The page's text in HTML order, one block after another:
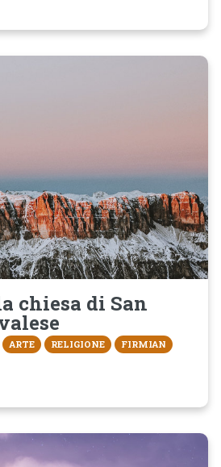
chiesa di San
ARTE RELIGIONE FIRMIAN